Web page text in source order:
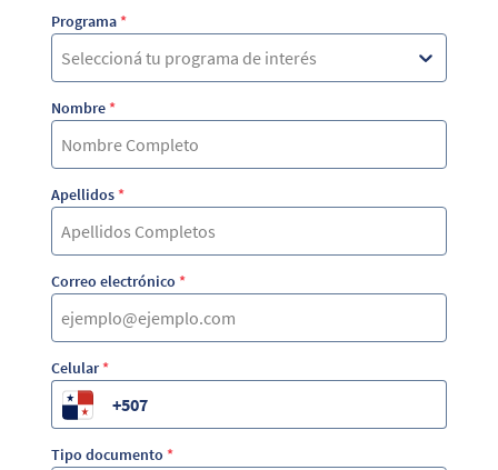
Programa*
Seleccioná tu programa de interés
Nombre*
Apellidos*
Correo electrónico *
Celular*
Tipo documento *